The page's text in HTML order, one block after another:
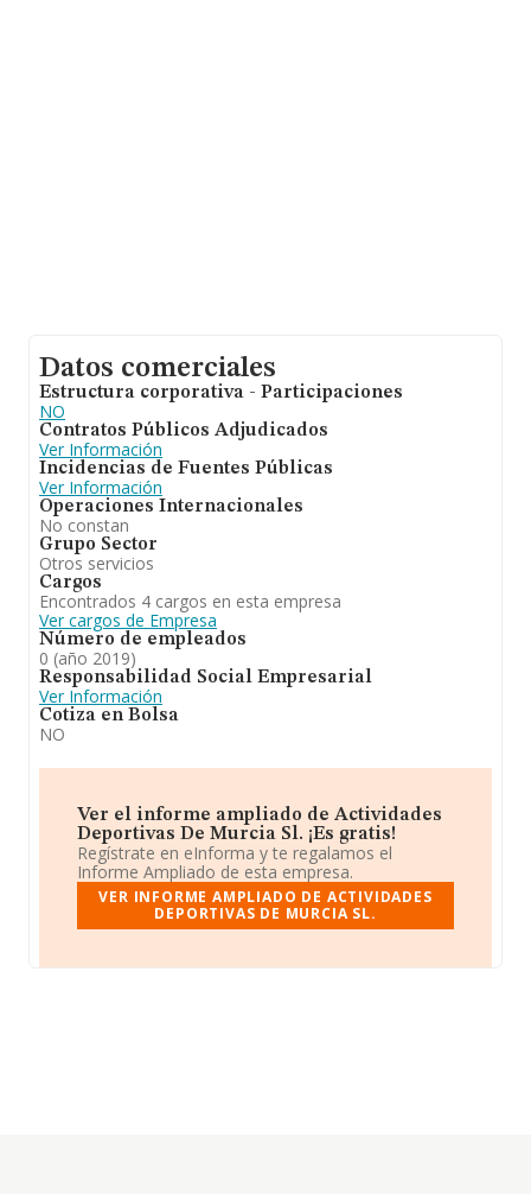
Datos comerciales
Estructura corporativa - Participaciones
NO
Contratos Públicos Adjudicados
Ver Información
Incidencias de Fuentes Públicas
Ver Información
Operaciones Internacionales
No constan
Grupo Sector
Otros servicios
Cargos
Encontrados 4 cargos en esta empresa
Ver cargos de Empresa
Número de empleados
0 (año 2019)
Responsabilidad Social Empresarial
Ver Información
Cotiza en Bolsa
NO
Ver el informe ampliado de Actividades
Deportivas De Murcia Sl. ¡Es gratis!
Regístrate en eInforma y te regalamos el
Informe Ampliado de esta empresa.
VER INFORME AMPLIADO DE ACTIVIDADES
DEPORTIVAS DE MURCIA SL.